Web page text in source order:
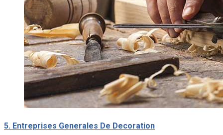
5. Entreprises Generales De Decoration